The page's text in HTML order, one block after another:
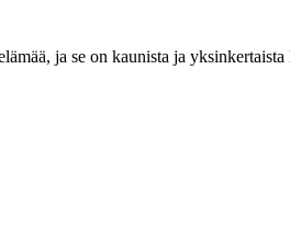
ja se on kaunista ja